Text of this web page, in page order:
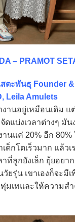
– PRAMOT
ตะพันธุ Founder
Leila Amulets
านอยู่เหมือนเดิม แ
ดแบ่งเวลาต่างๆ มั
านแค่ 20% อีก 80%
ด็กโตเร็วมาก แล้วเ
าที่ลูกยังเล็ก ยุ้ยอย
วัยรุ่น เขาเองก็จะมี
มเทและให้ความส